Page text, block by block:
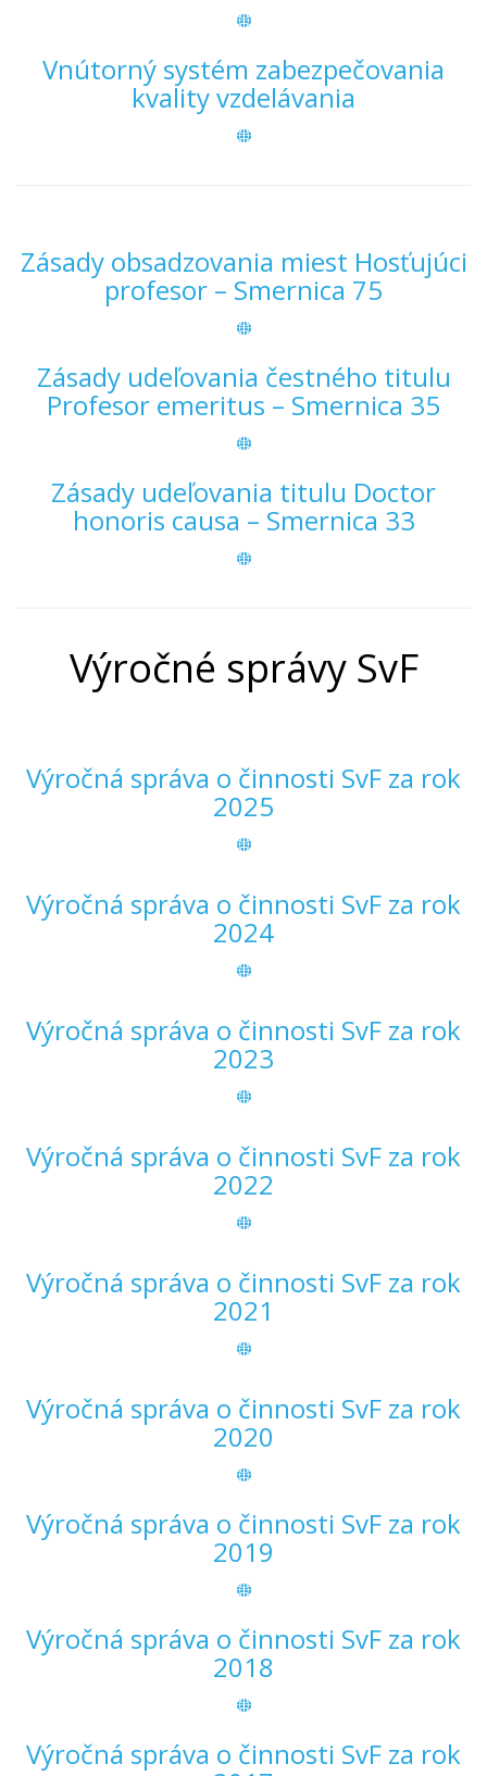
Vnútorný systém zabezpečovania
kvality vzdelávania
Zásady obsadzovania miest Hosťujúci
profesor – Smernica 75
Zásady udeľovania čestného titulu
Profesor emeritus – Smernica 35
Zásady udeľovania titulu Doctor
honoris causa – Smernica 33
Výročné správy SvF
Výročná správa o činnosti SvF za rok
2025
Výročná správa o činnosti SvF za rok
2024
Výročná správa o činnosti SvF za rok
2023
Výročná správa o činnosti SvF za rok
2022
Výročná správa o činnosti SvF za rok
2021
Výročná správa o činnosti SvF za rok
2020
Výročná správa o činnosti SvF za rok
2019
Výročná správa o činnosti SvF za rok
2018
Výročná správa o činnosti SvF za rok